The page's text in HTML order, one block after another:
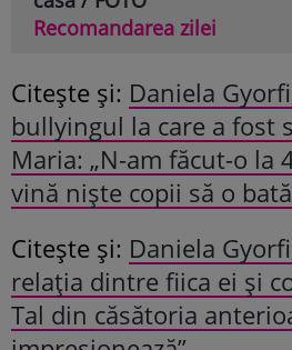
Recomandarea zilei
Citește și: Daniela
bullyingul la care a fost
Maria: „N-am făcut-o la
vină niște copii să o
Citește și: Daniela
relația dintre fiica ei și
Tal din căsătoria